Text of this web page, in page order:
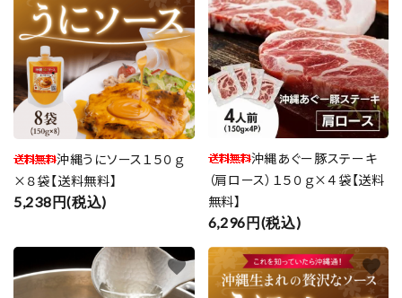
沖縄うにソース１５０ｇ
×８袋【送料無料】
5,238円(税込)
沖縄あぐー豚ステーキ
（肩ロース）１５０ｇ×４袋【送料
無料】
6,296円(税込)
favorite favorite